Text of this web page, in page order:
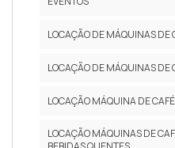
LOCAÇÃO DE MÁQUINAS DE
LOCAÇÃO DE MÁQUINAS DE
LOCAÇÃO MÁQUINA DE CAFÉ
LOCAÇÃO MÁQUINAS DE